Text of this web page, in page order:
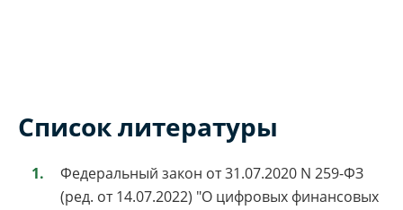
Список литературы
Федеральный закон от 31.07.2020 N 259-ФЗ
(ред. от 14.07.2022) "О цифровых финансовых